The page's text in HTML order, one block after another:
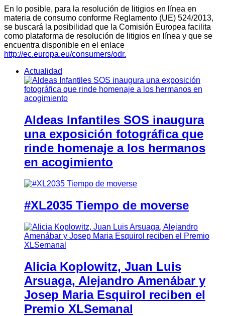
En lo posible, para la resolución de litigios en línea en
materia de consumo conforme Reglamento (UE) 524/2013,
se buscará la posibilidad que la Comisión Europea facilita
como plataforma de resolución de litigios en línea y que se
encuentra disponible en el enlace
http://ec.europa.eu/consumers/odr.
Actualidad
Aldeas Infantiles SOS inaugura
una exposición fotográfica que
rinde homenaje a los hermanos
en acogimiento
#XL2035 Tiempo de moverse
Alicia Koplowitz, Juan Luis
Arsuaga, Alejandro Amenábar y
Josep Maria Esquirol reciben el
Premio XLSemanal